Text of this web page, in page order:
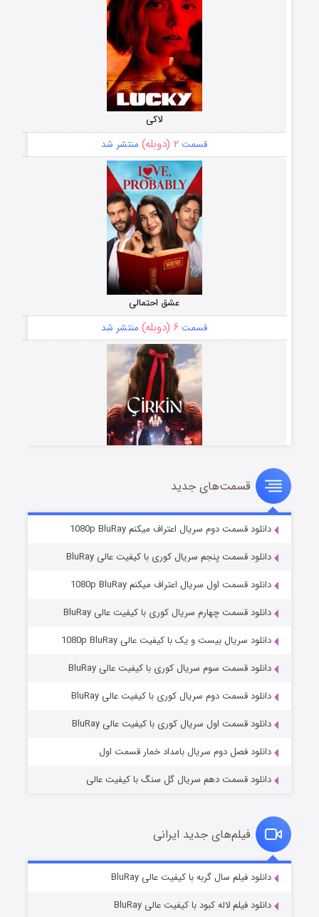
لاکی
قسمت ۲ (دوبله) منتشر شد
عشق احتمالی
قسمت ۶ (دوبله) منتشر شد
سریال زشت
قسمت۵ (زیرنویس) منتشر شد
وستی ها
قسمت۱ (زیرنویس) منتشر شد
قسمت۶ (زیرنویس) منتشر شد
قسمت‌های جدید
دانلود قسمت دوم سریال اعتراف میکنم 1080p BluRay
دانلود قسمت پنجم سریال کوری با کیفیت عالی BluRay
دانلود قسمت اول سریال اعتراف میکنم 1080p BluRay
دانلود قسمت چهارم سریال کوری با کیفیت عالی BluRay
دانلود سریال بیست و یک با کیفیت عالی 1080p BluRay
دانلود قسمت سوم سریال کوری با کیفیت عالی BluRay
دانلود قسمت دوم سریال کوری با کیفیت عالی BluRay
دانلود قسمت اول سریال کوری با کیفیت عالی BluRay
دانلود فصل دوم سریال بامداد خمار قسمت اول
دانلود قسمت دهم سریال گل سنگ با کیفیت عالی
فیلم‌های جدید ایرانی
دانلود فیلم سال گربه با کیفیت عالی BluRay
دانلود فیلم لاله کبود با کیفیت عالی BluRay